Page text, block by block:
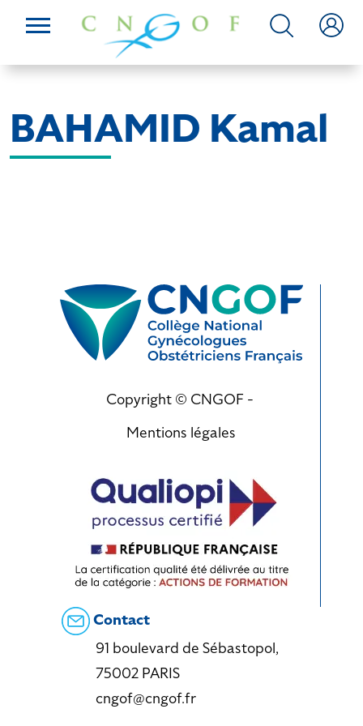
BAHAMID Kamal
Copyright © CNGOF -
Mentions légales
Contact
91 boulevard de Sébastopol,
75002 PARIS
cngof@cngof.fr